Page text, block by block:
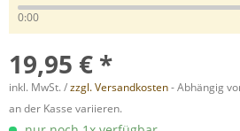
0:00
19,95 € *
inkl. MwSt. /zzgl. Versandkosten- Abhängig
an der Kasse variieren.